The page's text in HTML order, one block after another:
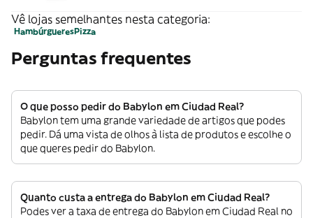
Vê lojas semelhantes nesta categoria:
HambúrgueresPizza
Perguntas frequentes
O que posso pedir do Babylon em Ciudad Real?
Babylon tem uma grande variedade de artigos que podes
pedir. Dá uma vista de olhos à lista de produtos e escolhe o
que queres pedir do Babylon.
Quanto custa a entrega do Babylon em Ciudad Real?
Podes ver a taxa de entrega do Babylon em Ciudad Real no